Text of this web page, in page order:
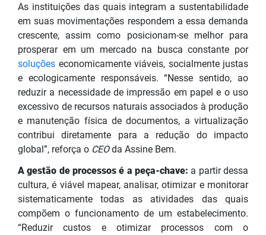
As instituições das quais integram a sustentabilidade
em suas movimentações respondem a essa demanda
crescente, assim como posicionam-se melhor para
prosperar em um mercado na busca constante por
soluções economicamente viáveis, socialmente justas
e ecologicamente responsáveis. “Nesse sentido, ao
reduzir a necessidade de impressão em papel e o uso
excessivo de recursos naturais associados à produção
e manutenção física de documentos, a virtualização
contribui diretamente para a redução do impacto
global”, reforça o CEOda Assine Bem.
A gestão de processos é a peça-chave: a partir dessa
cultura, é viável mapear, analisar, otimizar e monitorar
sistematicamente todas as atividades das quais
compõem o funcionamento de um estabelecimento.
“Reduzir custos e otimizar processos com o